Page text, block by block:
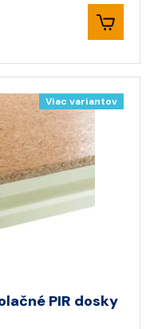
Viac variantov
PIR dosky